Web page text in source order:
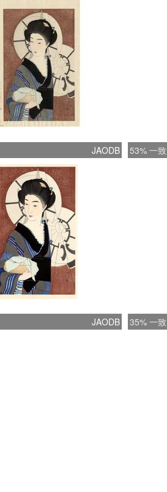
JAODB 53% 一致
JAODB 35% 一致